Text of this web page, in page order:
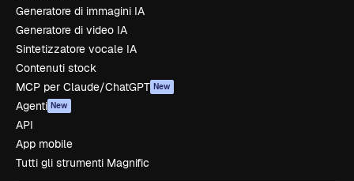
Generatore di immagini IA
Generatore di video IA
Sintetizzatore vocale IA
Contenuti stock
MCP per Claude/ChatGPT New
Agenti New
API
App mobile
Tutti gli strumenti Magnific